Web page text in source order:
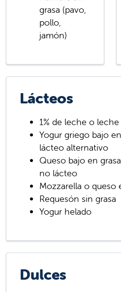
grasa (pavo,
pollo,
jamón)
Lácteos
1% de leche o
Yogur griego bajo
lácteo alternativo
Queso bajo en
no lácteo
Mozzarella o queso
Requesón sin grasa
Yogur helado
Dulces